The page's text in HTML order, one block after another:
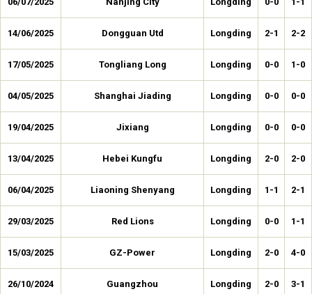
14/06/2025 Dongguan Utd Longding 2-1 2-2
17/05/2025 Tongliang Long Longding 0-0 1-0
04/05/2025 Shanghai Jiading Longding 0-0 0-0
19/04/2025 Jixiang Longding 0-0 0-0
13/04/2025 Hebei Kungfu Longding 2-0 2-0
06/04/2025 Liaoning Shenyang Longding 1-1 2-1
29/03/2025 Red Lions Longding 0-0 1-1
15/03/2025 GZ-Power Longding 2-0 4-0
26/10/2024 Guangzhou Longding 2-0 3-1